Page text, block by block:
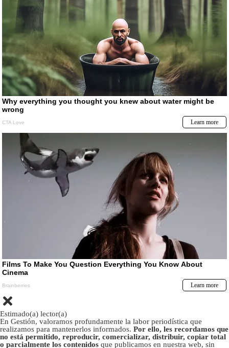
Estimado(a) lector(a)
En Gestión, valoramos profundamente la labor periodística que
realizamos para mantenerlos informados. Por ello, les recordamos que
no está permitido, reproducir, comercializar, distribuir, copiar total
o parcialmente los contenidos que publicamos en nuestra web, sin